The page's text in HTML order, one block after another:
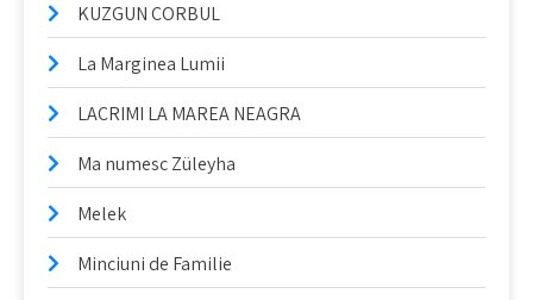
KUZGUN CORBUL
La Marginea Lumii
LACRIMI LA MAREA NEAGRA
Ma numesc Züleyha
Melek
Minciuni de Familie